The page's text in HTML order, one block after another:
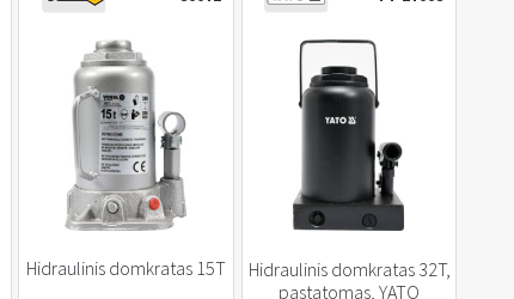
Hidraulinis domkratas 15T
Hidraulinis domkratas 32T,
pastatomas, YATO